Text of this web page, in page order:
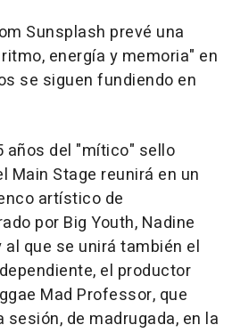
Sunsplash prevé una
energía y memoria" en
se siguen fundiendo en
años del "mítico" sello
Main Stage reunirá en un
artístico de
por Big Youth, Nadine
al que se unirá también el
el productor
Mad Professor, que
de madrugada, en la